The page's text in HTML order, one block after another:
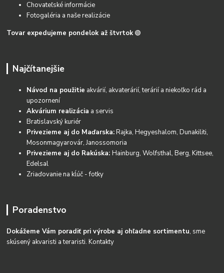
Chovateľské informácie
Fotogaléria a naše realizácie
Tovar expedujeme pondelok až štvrtok 🟢
Najčítanejšie
Návod na použitie akvárií, akvaterárií, terárií a niekoľko rád a
upozornení
Akvárium realizácia a servis
Bratislavský kuriér
Privezieme aj do Maďarska:Rajka, Hegyeshalom, Dunakiliti,
Mosonmagyarovár, Janossomoria
Privezieme aj do Rakúska:Hainburg, Wolfsthal, Berg, Kittsee,
Edelsal
Zriaďovanie na kĺúč - fotky
Poradenstvo
Dokážeme Vám poradiť pri výrobe aj ohľadne sortimentu, sme
skúsený akvaristi a teraristi.Kontakty